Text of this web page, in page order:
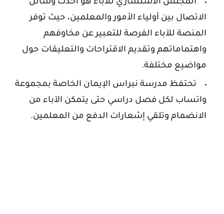
المجلس الاستشاري للآباء هو أحدث وسائل
الاتصال بين أولياء الأمور والمعلمين، حيث توفر
المنصة للآباء الفرصة للتعبير عن مخاوفهم
واهتماماتهم وتقديم الاقتراحات والتعليقات حول
مواضيع مختلفة.
تحتفظ مدرسة نبراس الإيمان الخاصة بمجموعة
واتساب لكل فصل دراسي حتى يتمكن الآباء من
الانضمام وتلقي إشعارات الدفع من المعلمين.